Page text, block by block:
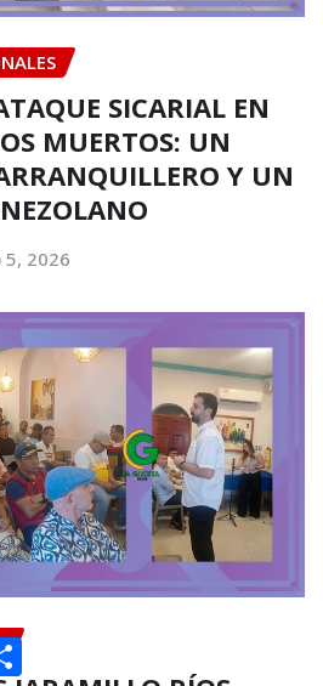
SICARIAL EN
MUERTOS: UN
Y UN
5, 2026